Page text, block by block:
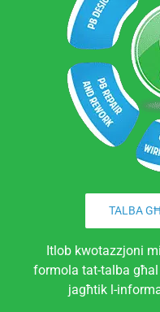
TALBA
Itlob kwotazzjoni
formola tat-talba
jagħtik l-